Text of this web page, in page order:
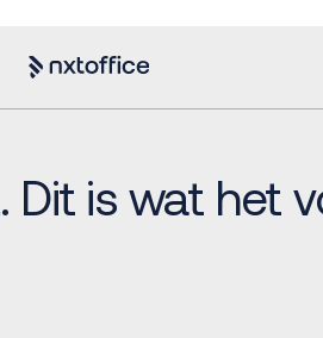
Dit is wat het